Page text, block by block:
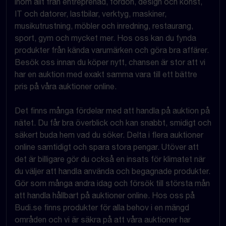
IT och datorer, lastbilar, verktyg, maskiner,
musikutrustning, möbler och inredning, restaurang,
sport, gym och mycket mer. Hos oss kan du fynda
produkter från kända varumärken och göra bra affärer.
Besök oss innan du köper nytt, chansen är stor att vi
har en auktion med exakt samma vara till ett bättre
pris på våra auktioner online.
Det finns många fördelar med att handla på auktion på
nätet. Du får bra överblick och kan snabbt, smidigt och
säkert buda hem vad du söker. Delta i flera auktioner
online samtidigt och spara stora pengar. Utöver att
det är billigare gör du också en insats för klimatet när
du väljer att handla använda och begagnade produkter.
Gör som många andra idag och försök till största mån
att handla hållbart på auktioner online. Hos oss på
Budi.se finns produkter för alla behov i en mängd
områden och vi är säkra på att våra auktioner har